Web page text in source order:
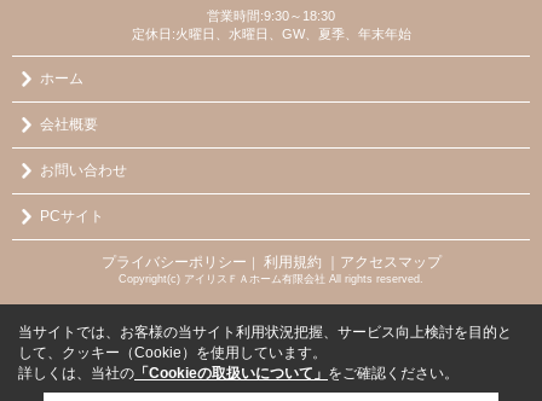
営業時間:9:30～18:30
定休日:火曜日、水曜日、GW、夏季、年末年始
ホーム
会社概要
お問い合わせ
PCサイト
プライバシーポリシー ｜ 利用規約 ｜アクセスマップ
Copyright(c) アイリスＦＡホーム有限会社 All rights reserved.
当サイトでは、お客様の当サイト利用状況把握、サービス向上検討を目的と
して、クッキー（Cookie）を使用しています。
詳しくは、当社の 「Cookieの取扱いについて」 をご確認ください。